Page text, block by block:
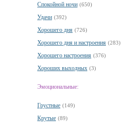
Спокойной ночи (650)
Удачи (392)
Хорошего дня (726)
Хорошего дня и настроения (283)
Хорошего настроения (376)
Хороших выходных (3)
Эмоциональные:
Грустные (149)
Крутые (89)